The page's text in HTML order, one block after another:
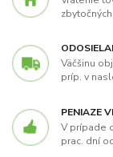
Väčšinu
príp. v
PENIAZE
V prípade
prac. dní